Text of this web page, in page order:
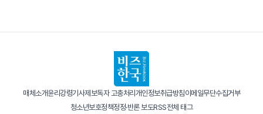
매체소개윤리강령기사제보독자 고충처리개인정보취급방침이메일무단수집거부
청소년보호정책정정·반론 보도RSS전체 태그